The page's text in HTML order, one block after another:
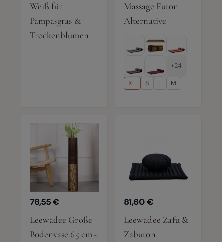
Weiß für
Pampasgras &
Trockenblumen
Massage Futon
Alternative
+24
XL S L M
78,55 €
Leewadee Große
Bodenvase 65 cm -
81,60 €
Leewadee Zafu &
Zabuton